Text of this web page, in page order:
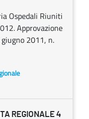
Ospedali Riuniti
Approvazione
giugno 2011, n.
REGIONALE 4